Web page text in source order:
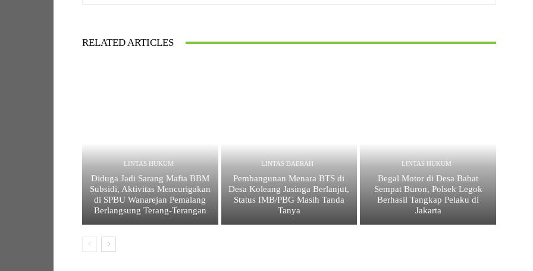
RELATED ARTICLES
LINTAS HUKUM
Diduga Jadi Sarang Mafia BBM
Subsidi, Aktivitas Mencurigakan
di SPBU Wanarejan Pemalang
Berlangsung Terang-Terangan
LINTAS DAERAH
Pembangunan Menara BTS di
Desa Koleang Jasinga Berlanjut,
Status IMB/PBG Masih Tanda
Tanya
LINTAS HUKUM
Begal Motor di Desa Babat
Sempat Buron, Polsek Legok
Berhasil Tangkap Pelaku di
Jakarta